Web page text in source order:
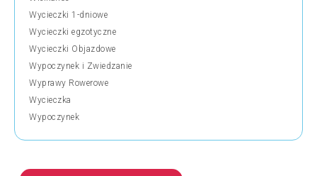
Wycieczki 1-dniowe
Wycieczki egzotyczne
Wycieczki Objazdowe
Wypoczynek i Zwiedzanie
Wyprawy Rowerowe
Wycieczka
Wypoczynek